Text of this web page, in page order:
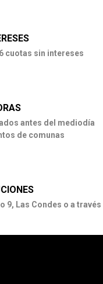
cuotas sin intereses
antes del mediodía
de comunas
9, Las Condes o a través